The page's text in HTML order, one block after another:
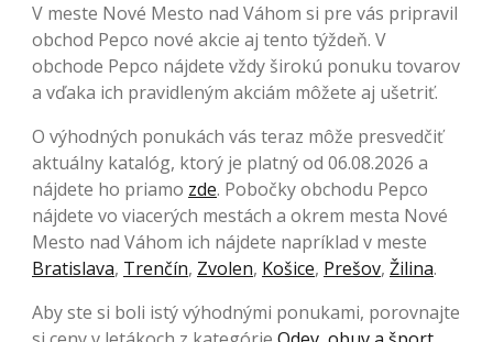
V meste Nové Mesto nad Váhom si pre vás pripravil
obchod Pepco nové akcie aj tento týždeň. V
obchode Pepco nájdete vždy širokú ponuku tovarov
a vďaka ich pravidleným akciám môžete aj ušetriť.
O výhodných ponukách vás teraz môže presvedčiť
aktuálny katalóg, ktorý je platný od 06.08.2026 a
nájdete ho priamo zde. Pobočky obchodu Pepco
nájdete vo viacerých mestách a okrem mesta Nové
Mesto nad Váhom ich nájdete napríklad v meste
Bratislava, Trenčín, Zvolen, Košice, Prešov, Žilina.
Aby ste si boli istý výhodnými ponukami, porovnajte